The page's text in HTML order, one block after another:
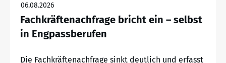
06.08.2026
Fachkräftenachfrage bricht ein – selbst
in Engpassberufen
Die Fachkräftenachfrage sinkt deutlich und erfasst